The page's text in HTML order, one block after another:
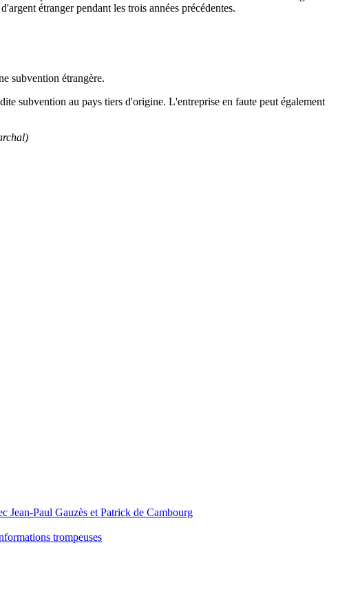
étranger pendant les trois années précédentes.
subvention étrangère.
subvention au pays tiers d'origine. L'entreprise en faute peut également
Jean-Paul Gauzès et Patrick de Cambourg
trompeuses